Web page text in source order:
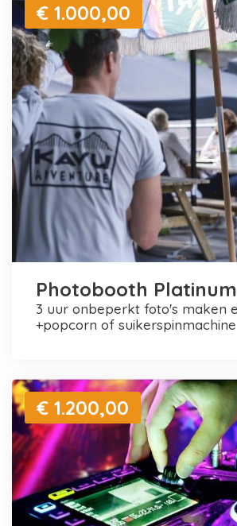
€ 1.000,00
Photobooth Platinum
3 uur onbeperkt foto's maken en printen
+popcorn of suikerspinmachine
€ 1.200,00